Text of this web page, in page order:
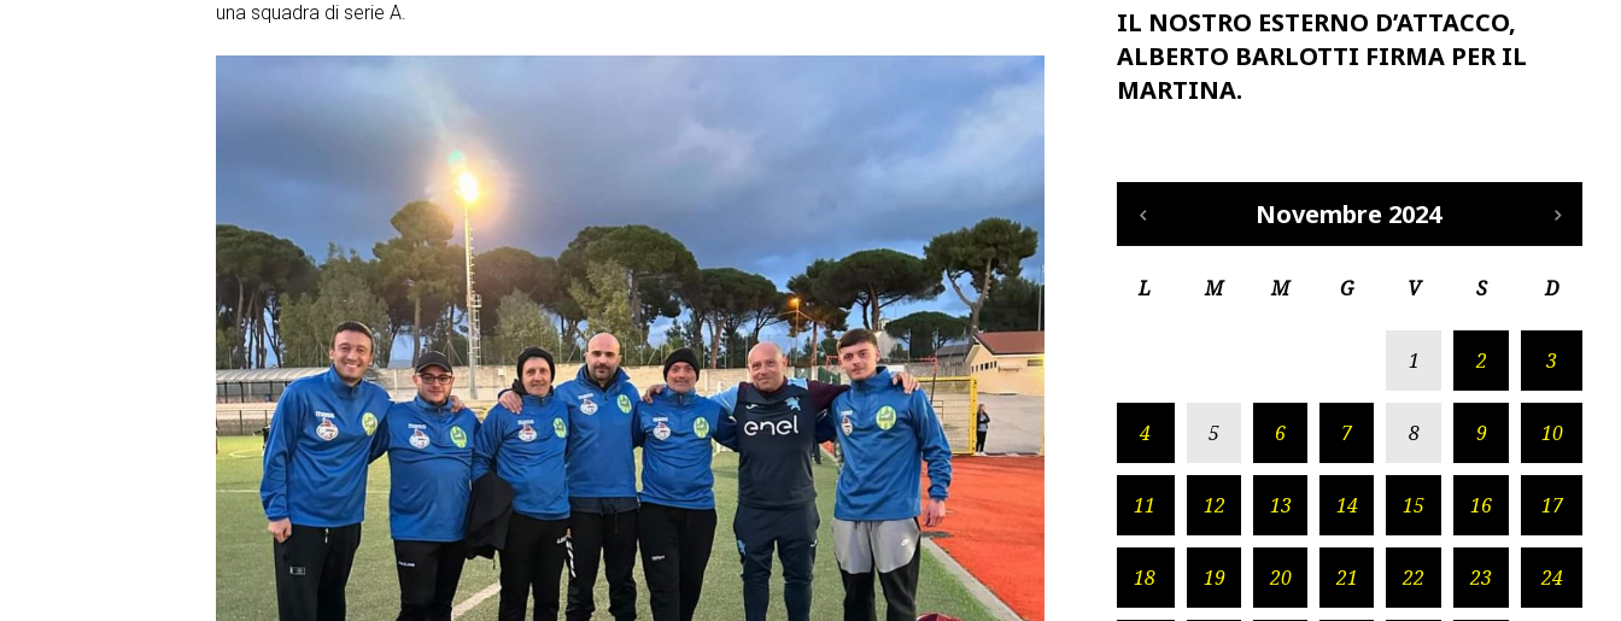
una squadra di serie A.
IL NOSTRO ESTERNO D’ATTACCO,
ALBERTO BARLOTTI FIRMA PER IL
MARTINA.
Novembre 2024
L M M G V S D
1 2 3
4 5 6 7 8 9 10
11 12 13 14 15 16 17
18 19 20 21 22 23 24